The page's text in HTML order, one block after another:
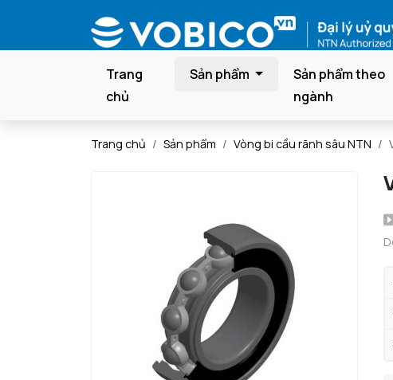
Trang
chủ
Sản phẩm
Sản phẩm theo
ngành
Trang chủ Sản phẩm Vòng bi cầu rãnh sâu NTN